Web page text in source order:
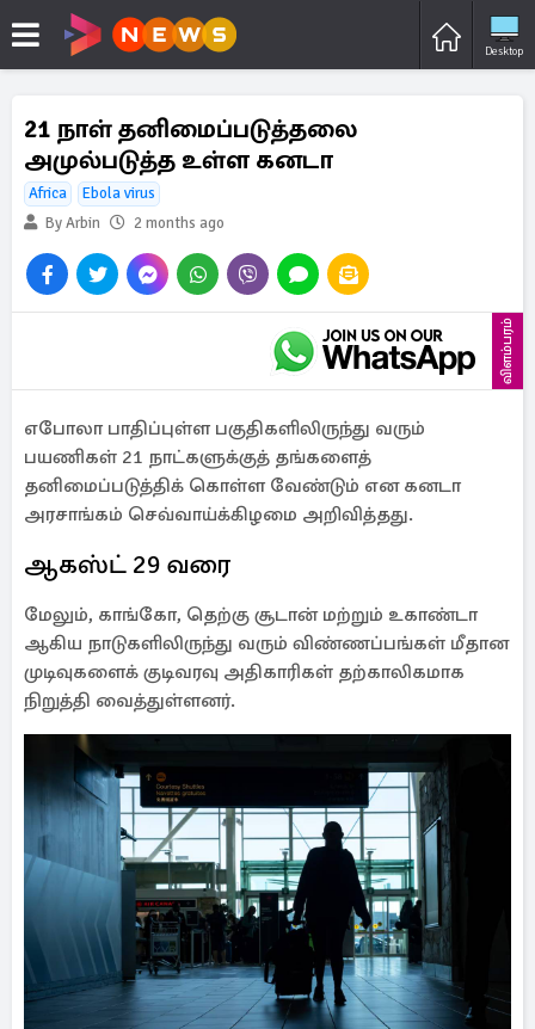
Desktop
21 நாள் தனிமைப்படுத்தலை
அமுல்படுத்த உள்ள கனடா
Africa
Ebola virus
By Arbin
2 months ago
விளம்பரம்
எபோலா பாதிப்புள்ள பகுதிகளிலிருந்து வரும்
பயணிகள் 21 நாட்களுக்குத் தங்களைத்
தனிமைப்படுத்திக் கொள்ள வேண்டும் என கனடா
அரசாங்கம் செவ்வாய்க்கிழமை அறிவித்தது.
ஆகஸ்ட் 29 வரை
மேலும், காங்கோ, தெற்கு சூடான் மற்றும் உகாண்டா
ஆகிய நாடுகளிலிருந்து வரும் விண்ணப்பங்கள் மீதான
முடிவுகளைக் குடிவரவு அதிகாரிகள் தற்காலிகமாக
நிறுத்தி வைத்துள்ளனர்.